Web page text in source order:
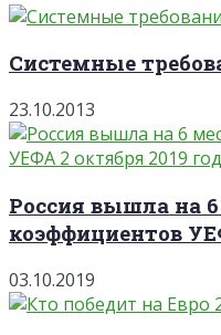
Системные
23.10.2013
Россия вышла на
коэффициентов
03.10.2019